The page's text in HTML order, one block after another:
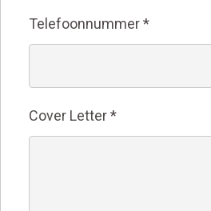
Telefoonnummer*
Cover Letter*